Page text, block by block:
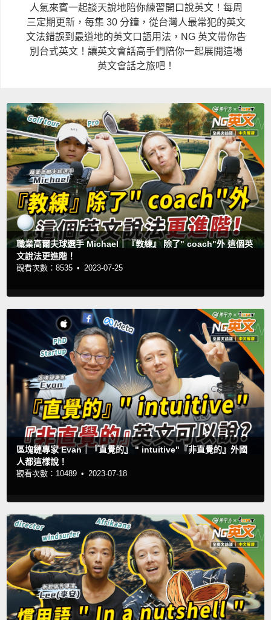
人氣來賓一起談天說地陪你練習開口說英文！每周
三定期更新，每集 30 分鐘，從台灣人最常犯的英文
文法錯誤到最道地的英文口語用法，NG 英文帶你告
別台式英文！讓英文會話高手們陪你一起展開這場
英文會話之旅吧！
職業高爾夫球選手 Michael｜『教練』 除了" coach"外 這個英
文說法更進階！
觀看次數：8535 •2023-07-25
區塊鏈專家 Evan｜『直覺的』 " intuitive"『非直覺的』外國
人都這樣說！
觀看次數：10489 •2023-07-18